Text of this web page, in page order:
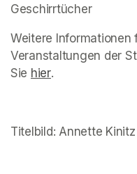
Geschirrtücher
Weitere Informationen
Veranstaltungen der
Sie (opens in a new tab)
hier(opens in a new
.
(opens in a new tab)
Titelbild: Annette Kinitz